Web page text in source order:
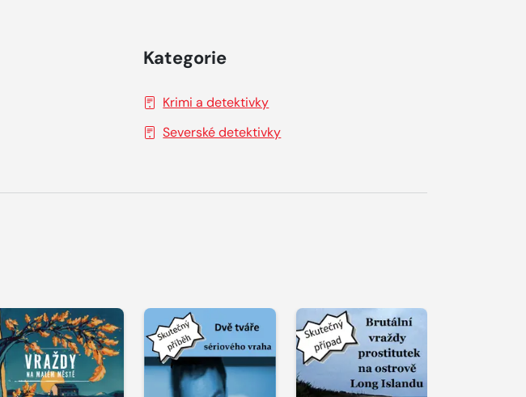
Kategorie
Krimi a detektivky
Severské detektivky